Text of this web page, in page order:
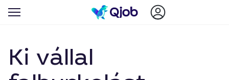
Ki vállal